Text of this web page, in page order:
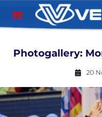
Photogallery:
20